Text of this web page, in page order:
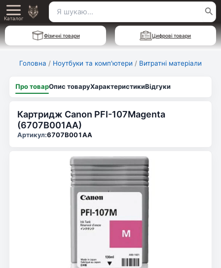
Перейти
до
вмісту
Main
Menu
Каталог
Пошук
для:
Фізичні товари Цифрові товари
Головна / Ноутбуки та комп'ютери / Витратні матеріали
Про товарОпис товаруХарактеристикиВідгуки
Картридж Canon PFI-107Magenta
(6707B001AA)
Артикул:6707B001AA